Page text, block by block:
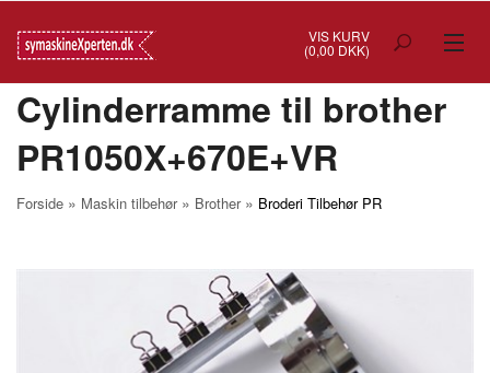
VIS KURV
(0,00 DKK)
TILBUD
SYMASKINER
Cylinderramme til brother
PR1050X+670E+VR
Forside » Maskin tilbehør» Brother» Broderi Tilbehør PR